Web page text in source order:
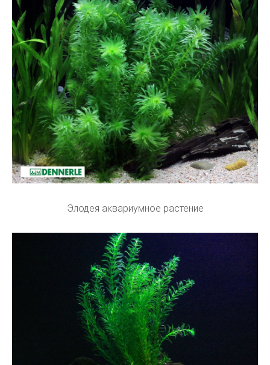
Элодея аквариумное растение